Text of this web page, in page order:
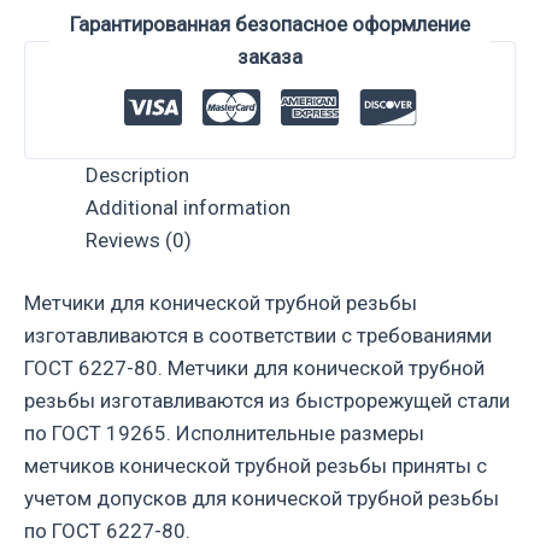
Гарантированная безопасное оформление
заказа
Description
Additional information
Reviews (0)
Метчики для конической трубной резьбы
изготавливаются в соответствии с требованиями
ГОСТ 6227-80. Метчики для конической трубной
резьбы изготавливаются из быстрорежущей стали
по ГОСТ 19265. Исполнительные размеры
метчиков конической трубной резьбы приняты с
учетом допусков для конической трубной резьбы
по ГОСТ 6227-80.